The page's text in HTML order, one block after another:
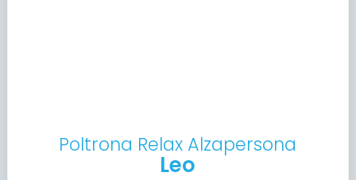
Poltrona Relax Alzapersona
Leo